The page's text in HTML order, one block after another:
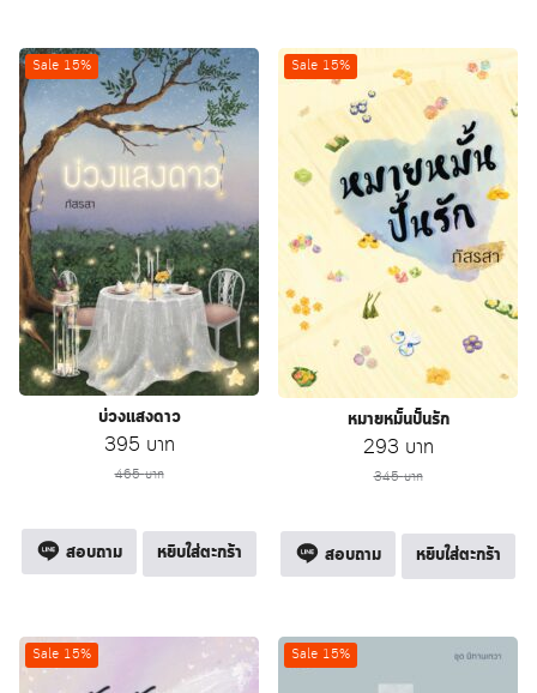
Sale 15%
บ่วงแสงดาว
465บาท
Original
price
465 บาท.
395 บาทCurrent
395 บาท.
สอบถาม หยิบใส่ตะกร้า
Sale 15%
หมายหมั้นปั้นรัก
345บาท
Original
price
345 บาท.
293 บาทCurrent
293 บาท.
สอบถาม หยิบใส่ตะกร้า
Sale 15% Sale 15%